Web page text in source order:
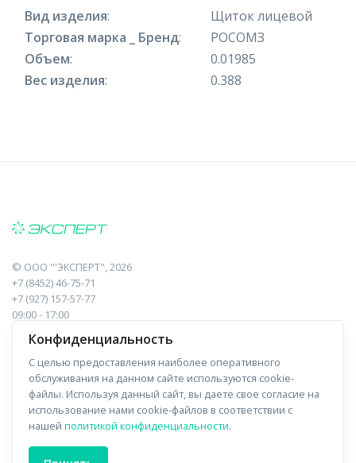
Вид изделия:
Щиток лицевой
Торговая марка _ Бренд:
РОСОМЗ
Объем:
0.01985
Вес изделия: 0.388
© ООО "'ЭКСПЕРТ", 2026
+7 (8452) 46-75-71
+7 (927) 157-57-77
09:00 - 17:00
410017, Саратов, Пугачева, 10 к1, оф.23
Навигация
Прайс-лист
Отзывы
Информация
О компании
Доставка
Конфиденциальность
С целью предоставления наиболее оперативного
обслуживания на данном сайте используются cookie-
файлы. Используя данный сайт, вы даете свое согласие на
использование нами cookie-файлов в соответствии с
нашей политикой конфиденциальности.